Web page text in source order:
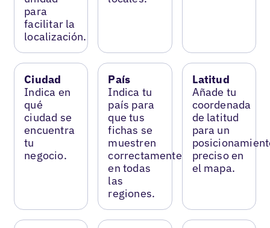
para
facilitar la
localización.
Ciudad
Indica en
qué
ciudad se
encuentra
tu
negocio.
País
Indica tu
país para
que tus
fichas se
muestren
correctamente
en todas
las
regiones.
Latitud
Añade tu
coordenada
de latitud
para un
preciso en
el mapa.